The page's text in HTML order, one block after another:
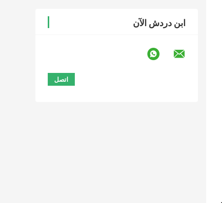
ابن دردش الآن